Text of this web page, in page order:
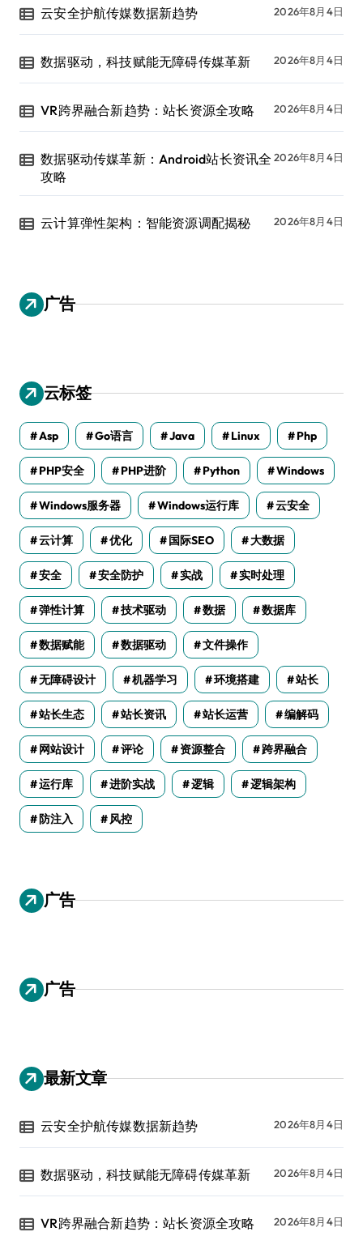
云安全护航传媒数据新趋势 2026年8月4日
数据驱动，科技赋能无障碍传媒革新 2026年8月4日
VR跨界融合新趋势：站长资源全攻略 2026年8月4日
数据驱动传媒革新：Android站长资讯全
攻略
2026年8月4日
云计算弹性架构：智能资源调配揭秘 2026年8月4日
广告
云标签
Asp Go语言 Java Linux Php
PHP安全 PHP进阶 Python Windows
Windows服务器 Windows运行库 云安全
云计算 优化 国际SEO 大数据
安全 安全防护 实战 实时处理
弹性计算 技术驱动 数据 数据库
数据赋能 数据驱动 文件操作
无障碍设计 机器学习 环境搭建 站长
站长生态 站长资讯 站长运营 编解码
网站设计 评论 资源整合 跨界融合
运行库 进阶实战 逻辑 逻辑架构
防注入 风控
广告
广告
最新文章
云安全护航传媒数据新趋势 2026年8月4日
数据驱动，科技赋能无障碍传媒革新 2026年8月4日
VR跨界融合新趋势：站长资源全攻略 2026年8月4日